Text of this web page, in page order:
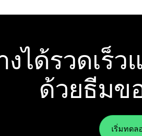
งได้รวดเร็
ด้วยธีมข
เริ่มทดล